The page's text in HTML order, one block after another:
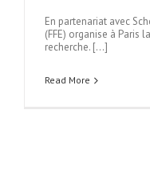
En partenariat avec
(FFE) organise à Paris
recherche. […]
Read More